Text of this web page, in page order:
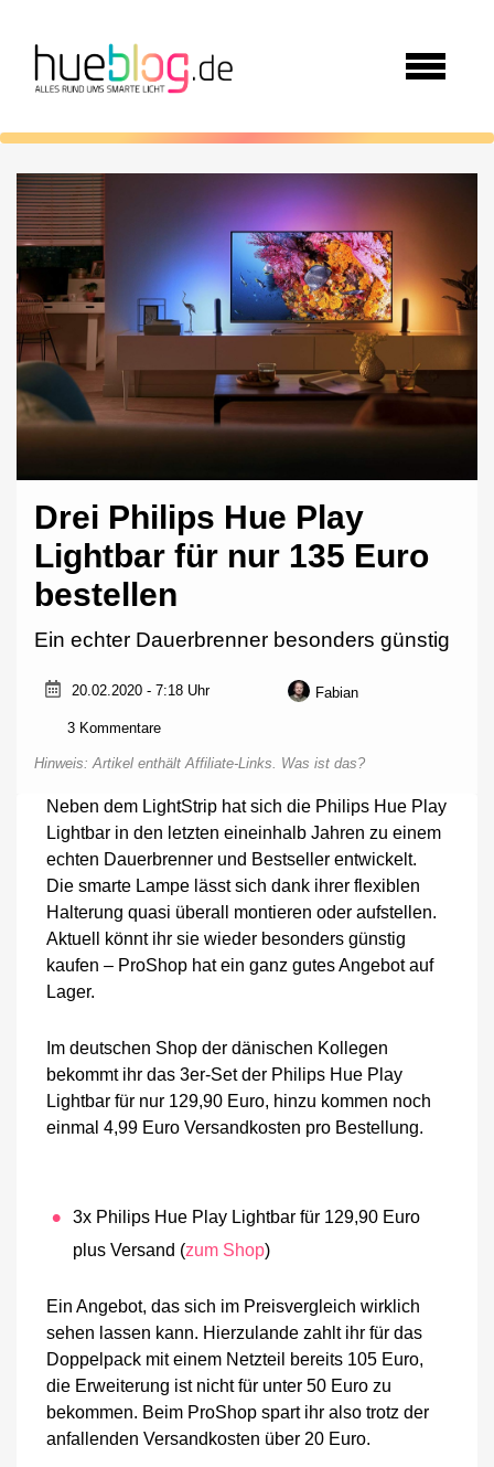
Drei Philips Hue Play
Lightbar für nur 135 Euro
bestellen
Ein echter Dauerbrenner besonders günstig
20.02.2020 - 7:18 Uhr Fabian
3 Kommentarezu
Philips
Play
Lightbar
für
135
Euro
bestellen
Hinweis: Artikel enthält Affiliate-Links. Was ist das?
Neben dem LightStrip hat sich die Philips Hue Play
Lightbar in den letzten eineinhalb Jahren zu einem
echten Dauerbrenner und Bestseller entwickelt.
Die smarte Lampe lässt sich dank ihrer flexiblen
Halterung quasi überall montieren oder aufstellen.
Aktuell könnt ihr sie wieder besonders günstig
kaufen – ProShop hat ein ganz gutes Angebot auf
Lager.
Im deutschen Shop der dänischen Kollegen
bekommt ihr das 3er-Set der Philips Hue Play
Lightbar für nur 129,90 Euro, hinzu kommen noch
einmal 4,99 Euro Versandkosten pro Bestellung.
3x Philips Hue Play Lightbar für 129,90 Euro
plus Versand (zum Shop)
Ein Angebot, das sich im Preisvergleich wirklich
sehen lassen kann. Hierzulande zahlt ihr für das
Doppelpack mit einem Netzteil bereits 105 Euro,
die Erweiterung ist nicht für unter 50 Euro zu
bekommen. Beim ProShop spart ihr also trotz der
anfallenden Versandkosten über 20 Euro.